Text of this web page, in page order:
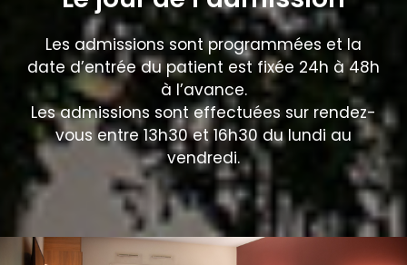
Les admissions sont programmées et la
date d’entrée du patient est fixée 24h à 48h
à l’avance.
Les admissions sont effectuées sur rendez-
vous entre 13h30 et 16h30 du lundi au
vendredi.